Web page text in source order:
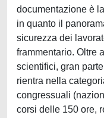
documentazione è
in quanto il
sicurezza dei
frammentario. Oltre
scientifici, gran
rientra nella
congressuali
corsi delle 150 ore,